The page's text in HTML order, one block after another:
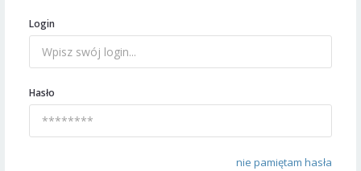
Login
Hasło
nie pamiętam hasła